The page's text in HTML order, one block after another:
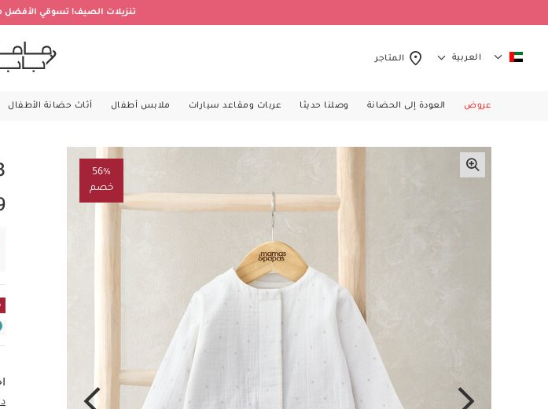
تنزيلات الصيف! تسوقي الأفضل
العربية المتاجر
عروض العودة إلى الحضانة وصلنا حديثا عربات ومقاعد سيارات ملابس أطفال أثاث حضانة الأطفال
56%
خصم
Trouser Set